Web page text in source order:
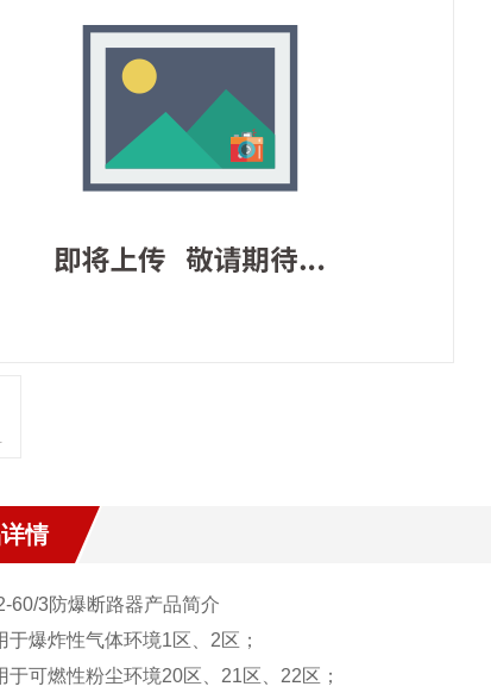
情
-60/3防爆断路器产品简介
爆炸性气体环境1区、2区；
可燃性粉尘环境20区、21区、22区；